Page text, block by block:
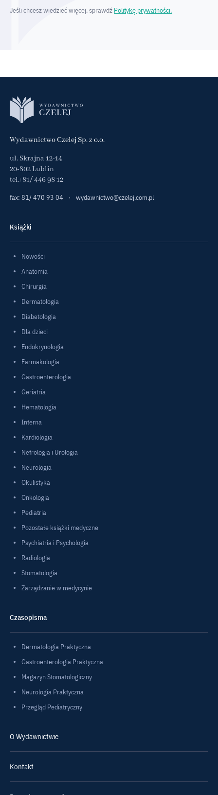
Jeśli chcesz wiedzieć więcej, sprawdź Politykę prywatności.
Wydawnictwo Czelej Sp. z o.o.
ul. Skrajna 12-14
20-802 Lublin
tel.: 81/ 446 98 12
fax: 81/ 470 93 04
· wydawnictwo@czelej.com.pl
Książki
Nowości
Anatomia
Chirurgia
Dermatologia
Diabetologia
Dla dzieci
Endokrynologia
Farmakologia
Gastroenterologia
Geriatria
Hematologia
Interna
Kardiologia
Nefrologia i Urologia
Neurologia
Okulistyka
Onkologia
Pediatria
Pozostałe książki medyczne
Psychiatria i Psychologia
Radiologia
Stomatologia
Zarządzanie w medycynie
Czasopisma
Dermatologia Praktyczna
Gastroenterologia Praktyczna
Magazyn Stomatologiczny
Neurologia Praktyczna
Przegląd Pediatryczny
O Wydawnictwie
Kontakt